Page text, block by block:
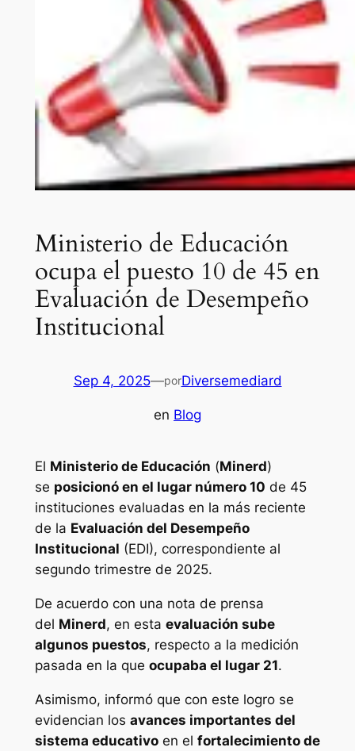
Ministerio de Educación
ocupa el puesto 10 de 45 en
Evaluación de Desempeño
Institucional
Sep 4, 2025—porDiversemediard
en Blog
El Ministerio de Educación (Minerd)
se posicionó en el lugar número 10 de 45
instituciones evaluadas en la más reciente
de la Evaluación del Desempeño
Institucional (EDI), correspondiente al
segundo trimestre de 2025.
De acuerdo con una nota de prensa
del Minerd, en esta evaluación sube
algunos puestos, respecto a la medición
pasada en la que ocupaba el lugar 21.
Asimismo, informó que con este logro se
evidencian los avances importantes del
sistema educativoen el fortalecimiento de